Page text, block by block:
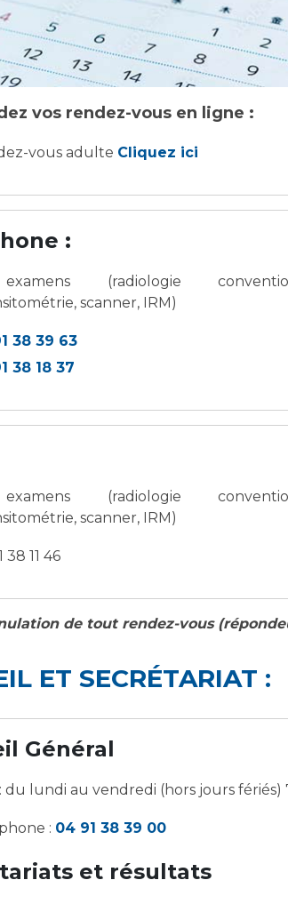
Maternité
Maladies Rares
Plateforme
Maladies Rares
vos rendez-vous en ligne :
vous adulte Cliquez ici
:
(radiologie
scanner, IRM)
38 39 63
38 18 37
(radiologie
scanner, IRM)
38 11 46
de tout rendez-vous
ET SECRÉTARIAT :
Général
: du lundi au vendredi (hors jours
: 04 91 38 39 00
et résultats